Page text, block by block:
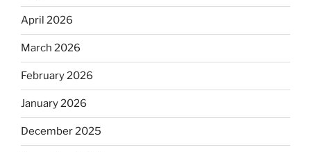
April 2026
March 2026
February 2026
January 2026
December 2025